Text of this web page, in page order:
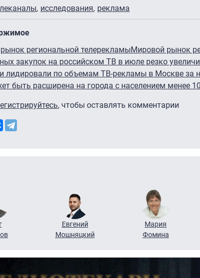
исследования реклама
региональной телерекламыМировой рынок
закупок на российском ТВ в июле резко
лидировали по объемам ТВ-рекламы в Москве за
быть расширена на города с населением менее
, чтобы оставлять комментарии
Евгений
Мошняцкий
Мария
Фомина